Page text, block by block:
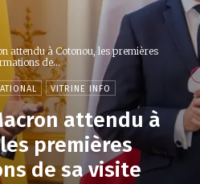
attendu à Cotonou, les premières
de...
VITRINE INFO
attendu à
premières
de sa visite